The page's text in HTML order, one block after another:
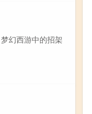
幻西游中的招架